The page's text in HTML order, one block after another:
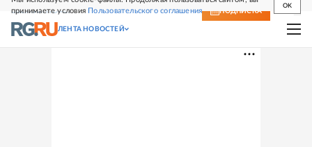
принимаете условия Пользовательского соглашения
OK
СВЕЖИЙ НОМЕР ПОДПИСКА
ЛЕНТА НОВОСТЕЙ